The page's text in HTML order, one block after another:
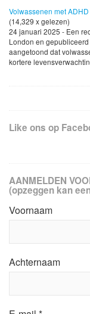
Volwassenen met
(14,329 x gelezen)
24 januari 2025 - Een
London en
aangetoond dat
kortere
Like ons op
AANMELDEN
(opzeggen kan
Voornaam
Achternaam